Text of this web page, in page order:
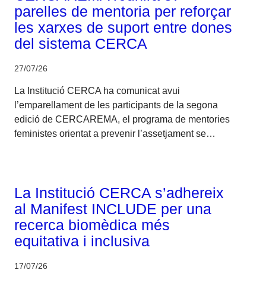
parelles de mentoria per reforçar
les xarxes de suport entre dones
del sistema CERCA
27/07/26
La Institució CERCA ha comunicat avui
l’emparellament de les participants de la segona
edició de CERCAREMA, el programa de mentories
feministes orientat a prevenir l’assetjament se…
La Institució CERCA s’adhereix
al Manifest INCLUDE per una
recerca biomèdica més
equitativa i inclusiva
17/07/26